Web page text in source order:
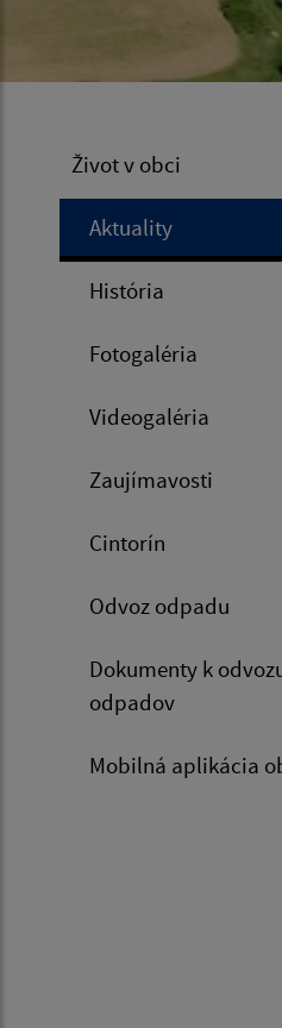
Život v obci
Aktuality
História
Fotogaléria
Videogaléria
Zaujímavosti
Cintorín
Odvoz odpadu
Dokumenty k
odpadov
Mobilná aplikácia